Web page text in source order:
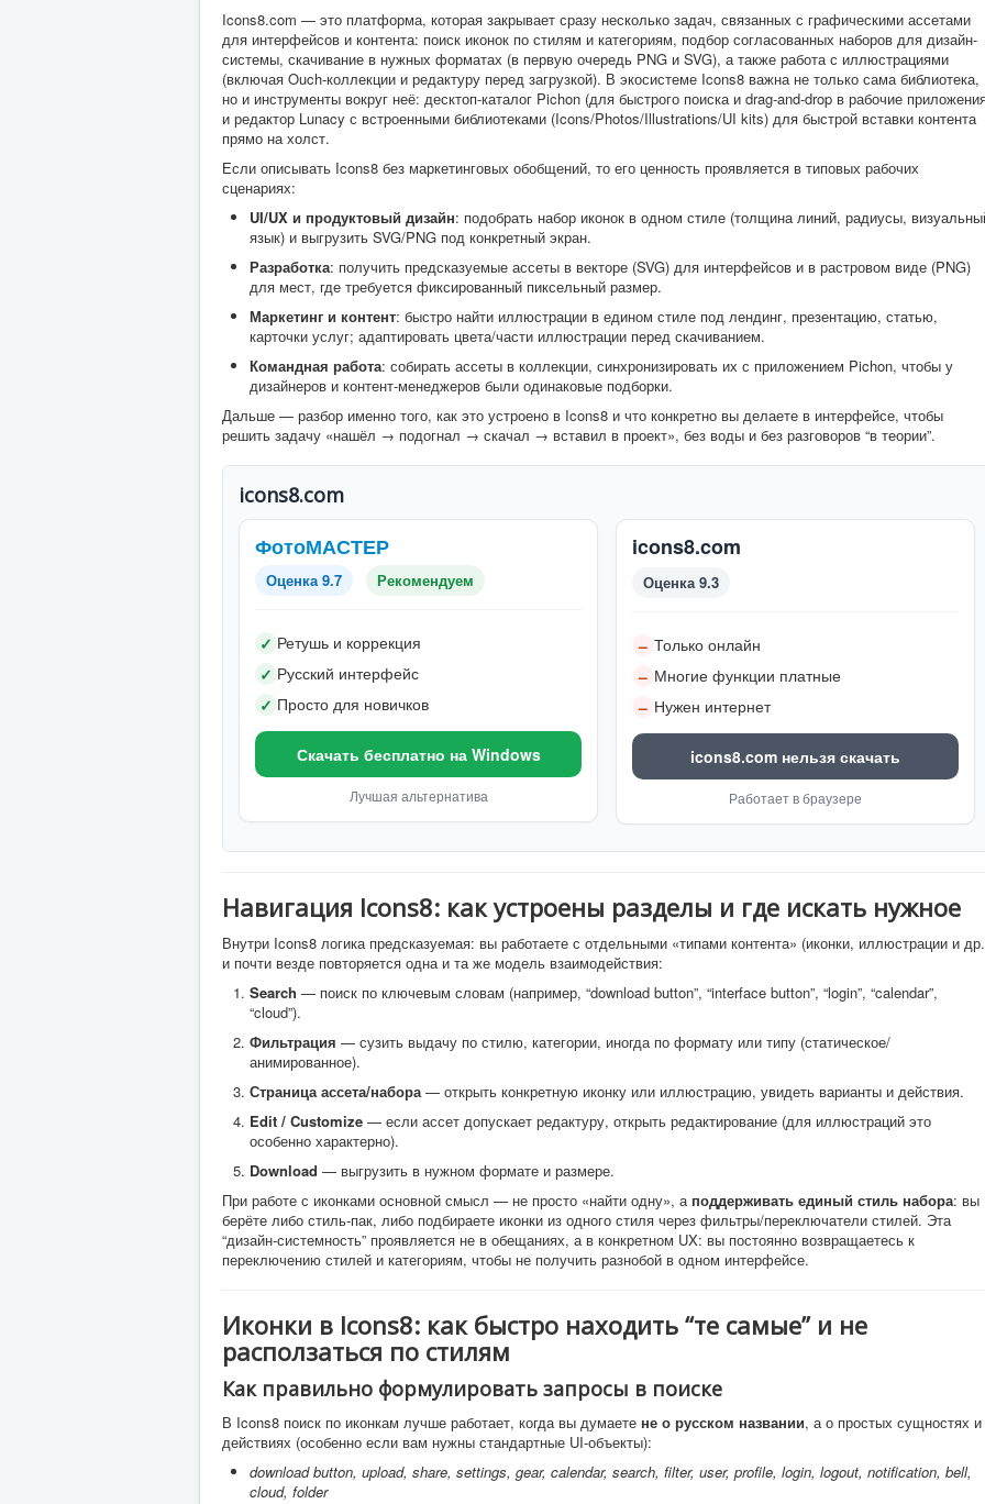
Icons8.com — это платформа, которая закрывает сразу несколько задач, связанных с графическими ассетами
для интерфейсов и контента: поиск иконок по стилям и категориям, подбор согласованных наборов для дизайн-
системы, скачивание в нужных форматах (в первую очередь PNG и SVG), а также работа с иллюстрациями
(включая Ouch-коллекции и редактуру перед загрузкой). В экосистеме Icons8 важна не только сама библиотека,
но и инструменты вокруг неё: десктоп-каталог Pichon (для быстрого поиска и drag-and-drop в рабочие
и редактор Lunacy с встроенными библиотеками (Icons/Photos/Illustrations/UI kits) для быстрой вставки контента
прямо на холст.
Если описывать Icons8 без маркетинговых обобщений, то его ценность проявляется в типовых рабочих
сценариях:
UI/UX и продуктовый дизайн: подобрать набор иконок в одном стиле (толщина линий, радиусы,
язык) и выгрузить SVG/PNG под конкретный экран.
Разработка: получить предсказуемые ассеты в векторе (SVG) для интерфейсов и в растровом виде (PNG)
для мест, где требуется фиксированный пиксельный размер.
Маркетинг и контент: быстро найти иллюстрации в едином стиле под лендинг, презентацию, статью,
карточки услуг; адаптировать цвета/части иллюстрации перед скачиванием.
Командная работа: собирать ассеты в коллекции, синхронизировать их с приложением Pichon, чтобы у
дизайнеров и контент-менеджеров были одинаковые подборки.
Дальше — разбор именно того, как это устроено в Icons8 и что конкретно вы делаете в интерфейсе, чтобы
решить задачу «нашёл → подогнал → скачал → вставил в проект», без воды и без разговоров “в теории”.
icons8.com
ФотоМАСТЕР
Оценка 9.7 Рекомендуем
✓ Ретушь и коррекция
✓ Русский интерфейс
✓ Просто для новичков
Скачать бесплатно на Windows
Лучшая альтернатива
icons8.com
Оценка 9.3
– Только онлайн
– Многие функции платные
– Нужен интернет
icons8.com нельзя скачать
Работает в браузере
Навигация Icons8: как устроены разделы и где искать нужное
Внутри Icons8 логика предсказуемая: вы работаете с отдельными «типами контента» (иконки, иллюстрации и
и почти везде повторяется одна и та же модель взаимодействия:
Search — поиск по ключевым словам (например, “download button”, “interface button”, “login”, “calendar”,
“cloud”).
Фильтрация — сузить выдачу по стилю, категории, иногда по формату или типу (статическое/
анимированное).
Страница ассета/набора— открыть конкретную иконку или иллюстрацию, увидеть варианты и действия.
Edit / Customize — если ассет допускает редактуру, открыть редактирование (для иллюстраций это
особенно характерно).
Download — выгрузить в нужном формате и размере.
При работе с иконками основной смысл — не просто «найти одну», а поддерживать единый стиль набора: вы
берёте либо стиль-пак, либо подбираете иконки из одного стиля через фильтры/переключатели стилей. Эта
“дизайн-системность” проявляется не в обещаниях, а в конкретном UX: вы постоянно возвращаетесь к
переключению стилей и категориям, чтобы не получить разнобой в одном интерфейсе.
Иконки в Icons8: как быстро находить “те самые” и не
расползаться по стилям
Как правильно формулировать запросы в поиске
В Icons8 поиск по иконкам лучше работает, когда вы думаете не о русском названии, а о простых сущностях и
действиях (особенно если вам нужны стандартные UI-объекты):
download button, upload, share, settings, gear, calendar, search, filter, user, profile, login, logout, notification, bell,
cloud, folder